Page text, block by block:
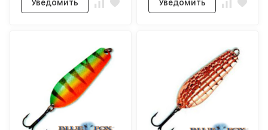
Уведомить Уведомить